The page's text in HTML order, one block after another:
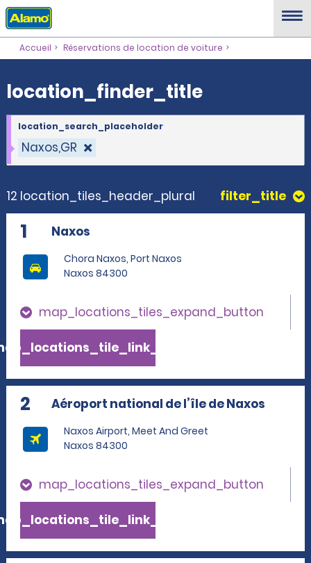
location_finder_title
Accueil Réservations de location de voiture
location_finder_title
Naxos,GR
location_search_placeholder
12 location_tiles_header_plural filter_title
1 Naxos
Chora Naxos, Port Naxos
Naxos 84300
map_locations_tiles_expand_button
2 Aéroport national de l’île de Naxos
Naxos Airport, Meet And Greet
Naxos 84300
map_locations_tiles_expand_button